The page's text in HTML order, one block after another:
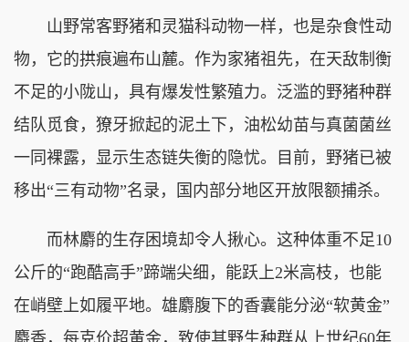
山野常客野猪和灵猫科动物一样，也是杂食性动
物，它的拱痕遍布山麓。作为家猪祖先，在天敌制衡
不足的小陇山，具有爆发性繁殖力。泛滥的野猪种群
结队觅食，獠牙掀起的泥土下，油松幼苗与真菌菌丝
一同裸露，显示生态链失衡的隐忧。目前，野猪已被
移出“三有动物”名录，国内部分地区开放限额捕杀。
而林麝的生存困境却令人揪心。这种体重不足10
公斤的“跑酷高手”蹄端尖细，能跃上2米高枝，也能
在峭壁上如履平地。雄麝腹下的香囊能分泌“软黄金”
麝香，每克价超黄金，致使其野生种群从上世纪60年